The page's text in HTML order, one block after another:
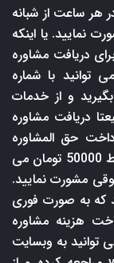
هر ساعت از شبانه
نمایید. یا اینکه
دریافت مشاوره
با شماره
02147625900 تماس بگیرید و از خدمات
دریافت مشاوره
حق المشاوره
است اما در وکلای تلفنی ما شما با پرداخت فقط 50000 تومان می
حقوقی مشورت نمایید.
که به صورت فوری
هزینه مشاوره
توانید به وبسایت